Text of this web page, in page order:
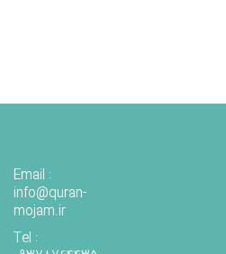
Email :
info@quran-
mojam.ir
Tel :